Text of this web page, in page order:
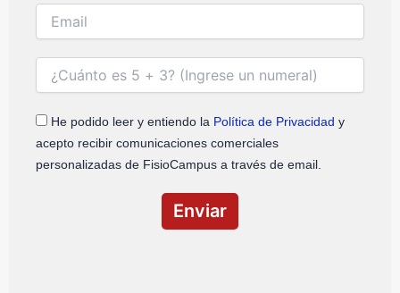
He podido leer y entiendo la Política de Privacidad y
acepto recibir comunicaciones comerciales
personalizadas de FisioCampus a través de email.
Enviar